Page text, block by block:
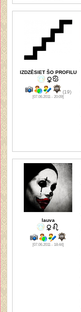
IZDZĒSIET ŠO PROFILU
(19)
[07.06.2011 - 20:09]
lauva
[07.06.2011 - 18:44]